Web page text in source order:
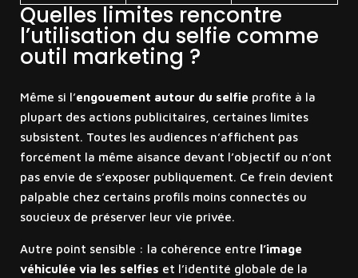
Quelles limites rencontre
l’utilisation du selfie comme
outil marketing ?
Même si l’engouement autour du selfieprofite à la
plupart des actions publicitaires, certaines limites
subsistent. Toutes les audiences n’affichent pas
forcément la même aisance devant l’objectif ou n’ont
pas envie de s’exposer publiquement. Ce frein devient
palpable chez certains profils moins connectés ou
soucieux de préserver leur vie privée.
Autre point sensible : la cohérence entre l’image
véhiculée via les selfies et l’identité globale de la